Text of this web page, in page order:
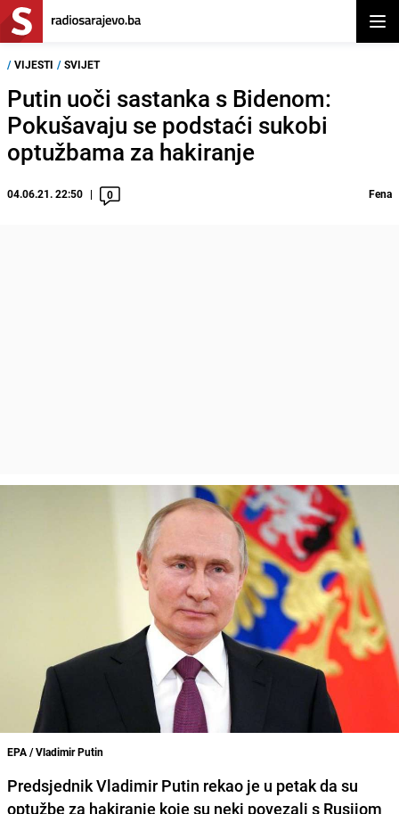
/ VIJESTI / SVIJET
Putin uoči sastanka s Bidenom:
Pokušavaju se podstaći sukobi
optužbama za hakiranje
04.06.21. 22:50 0 Fena
EPA / Vladimir Putin
PredsjednikVladimir Putin rekao je u petak da su
optužbe za hakiranje koje su neki povezali s Rusijom